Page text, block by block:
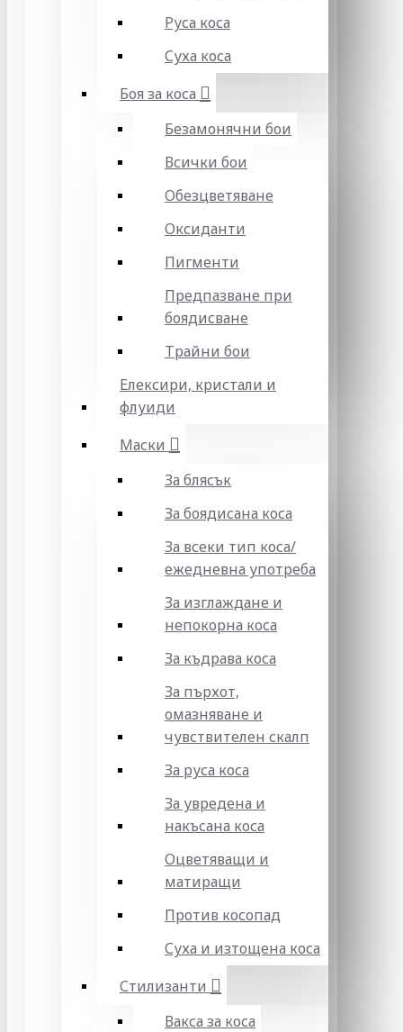
Руса коса
Суха коса
Боя за коса
Безамонячни бои
Всички бои
Обезцветяване
Оксиданти
Пигменти
Предпазване при
боядисване
Трайни бои
Елексири, кристали и
флуиди
Маски
За блясък
За боядисана коса
За всеки тип коса/
ежедневна употреба
За изглаждане и
непокорна коса
За къдрава коса
За пърхот,
омазняване и
чувствителен скалп
За руса коса
За увредена и
накъсана коса
Оцветяващи и
матиращи
Против косопад
Суха и изтощена коса
Стилизанти
Вакса за коса